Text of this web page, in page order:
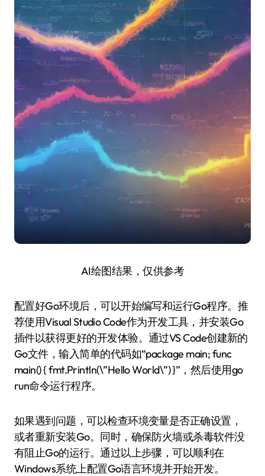
AI绘图结果，仅供参考
配置好Go环境后，可以开始编写和运行Go程序。推
荐使用Visual Studio Code作为开发工具，并安装Go
插件以获得更好的开发体验。通过VS Code创建新的
Go文件，输入简单的代码如“package main; func
main() { fmt.Println(\”Hello World\”) }”，然后使用go
run命令运行程序。
如果遇到问题，可以检查环境变量是否正确设置，
或者重新安装Go。同时，确保防火墙或杀毒软件没
有阻止Go的运行。通过以上步骤，可以顺利在
Windows系统上配置Go语言环境并开始开发。